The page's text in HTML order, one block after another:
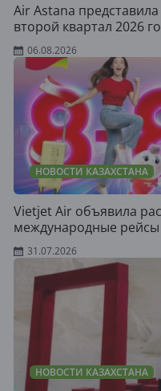
Air Astana
второй квартал 2026
06.08.2026
НОВОСТИ КАЗАХСТАНА
Vietjet Air объявила
международные рейсы
31.07.2026
НОВОСТИ КАЗАХСТАНА